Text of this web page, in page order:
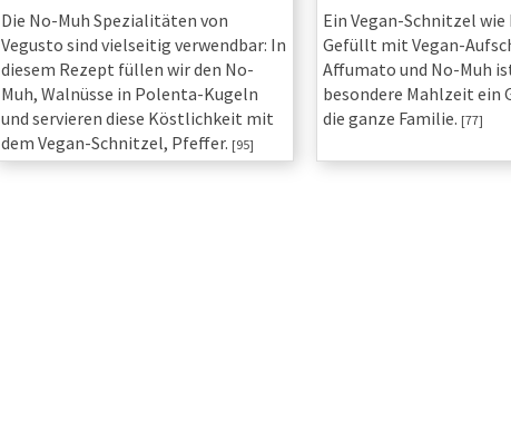
Die No-Muh Spezialitäten von
Vegusto sind vielseitig verwendbar: In
diesem Rezept füllen wir den No-
Muh, Walnüsse in ­Polenta-Kugeln
und servieren diese Köstlichkeit mit
dem Vegan-Schnitzel, Pfeffer. [95]
Ein Vegan-Schnitzel wie
Gefüllt mit Vegan-
Affumato und No-Muh
besondere Mahlzeit ein
die ganze Familie. [77]